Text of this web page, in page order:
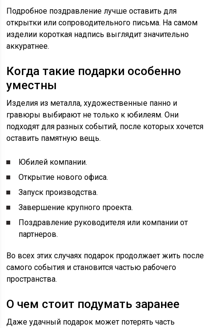
Подробное поздравление лучше оставить для
открытки или сопроводительного письма. На самом
изделии короткая надпись выглядит значительно
аккуратнее.
Когда такие подарки особенно
уместны
Изделия из металла, художественные панно и
гравюры выбирают не только к юбилеям. Они
подходят для разных событий, после которых хочется
оставить памятную вещь.
Юбилей компании.
Открытие нового офиса.
Запуск производства.
Завершение крупного проекта.
Поздравление руководителя или компании от
партнеров.
Во всех этих случаях подарок продолжает жить после
самого события и становится частью рабочего
пространства.
О чем стоит подумать заранее
Даже удачный подарок может потерять часть